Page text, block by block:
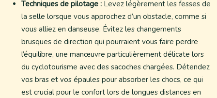
Techniques de pilotage : Levez légèrement les fesses de
la selle lorsque vous approchez d’un obstacle, comme si
vous alliez en danseuse. Évitez les changements
brusques de direction qui pourraient vous faire perdre
l’équilibre, une manœuvre particulièrement délicate lors
du cyclotourisme avec des sacoches chargées. Détendez
vos bras et vos épaules pour absorber les chocs, ce qui
est crucial pour le confort lors de longues distances en